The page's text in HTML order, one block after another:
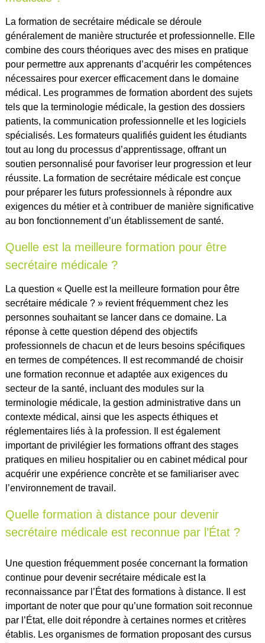
La formation de secrétaire médicale se déroule
généralement de manière structurée et professionnelle. Elle
combine des cours théoriques avec des mises en pratique
pour permettre aux apprenants d’acquérir les compétences
nécessaires pour exercer efficacement dans le domaine
médical. Les programmes de formation abordent des sujets
tels que la terminologie médicale, la gestion des dossiers
patients, la communication professionnelle et les logiciels
spécialisés. Les formateurs qualifiés guident les étudiants
tout au long du processus d’apprentissage, offrant un
soutien personnalisé pour favoriser leur progression et leur
réussite. La formation de secrétaire médicale est conçue
pour préparer les futurs professionnels à répondre aux
exigences du métier et à contribuer de manière significative
au bon fonctionnement d’un établissement de santé.
Quelle est la meilleure formation pour être
secrétaire médicale ?
La question « Quelle est la meilleure formation pour être
secrétaire médicale ? » revient fréquemment chez les
personnes souhaitant se lancer dans ce domaine. La
réponse à cette question dépend des objectifs
professionnels de chacun et de leurs besoins spécifiques
en termes de compétences. Il est recommandé de choisir
une formation reconnue et adaptée aux exigences du
secteur de la santé, incluant des modules sur la
terminologie médicale, la gestion administrative dans un
contexte médical, ainsi que les aspects éthiques et
réglementaires liés à la profession. Il est également
important de privilégier les formations offrant des stages
pratiques en milieu hospitalier ou en cabinet médical pour
acquérir une expérience concrète et se familiariser avec
l’environnement de travail.
Quelle formation à distance pour devenir
secrétaire médicale est reconnue par l’État ?
Une question fréquemment posée concernant la formation
continue pour devenir secrétaire médicale est la
reconnaissance par l’État des formations à distance. Il est
important de noter que pour qu’une formation soit reconnue
par l’État, elle doit répondre à certaines normes et critères
établis. Les organismes de formation proposant des cursus